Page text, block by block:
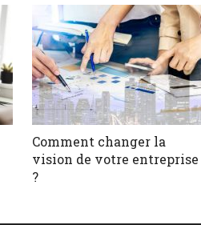
Comment changer la
vision de votre entreprise
?